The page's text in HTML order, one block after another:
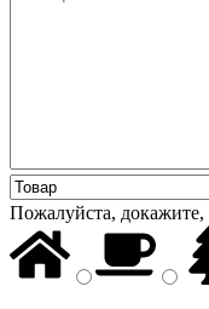
Пожалуйста,